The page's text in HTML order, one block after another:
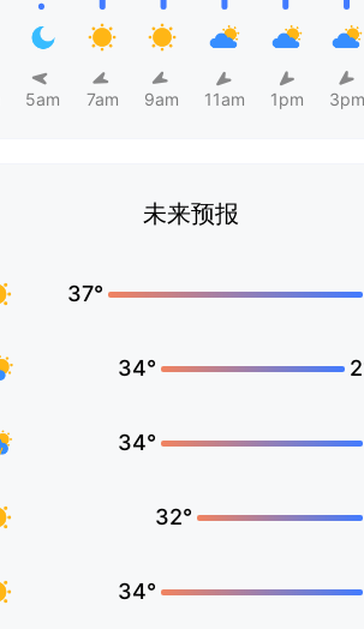
5am 7am 9am 11am 1pm 3pm
未来预报
37°
34°
34°
32°
34°